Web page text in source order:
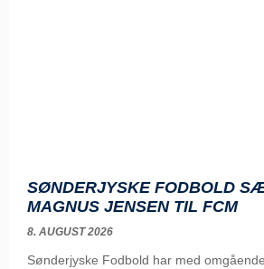
SØNDERJYSKE FODBOLD
MAGNUS JENSEN TIL FCM
8. AUGUST 2026
Sønderjyske Fodbold har med